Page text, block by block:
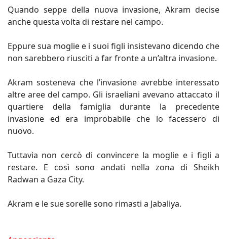
Quando seppe della nuova invasione, Akram decise
anche questa volta di restare nel campo.
Eppure sua moglie e i suoi figli insistevano dicendo che
non sarebbero riusciti a far fronte a un’altra invasione.
Akram sosteneva che l’invasione avrebbe interessato
altre aree del campo. Gli israeliani avevano attaccato il
quartiere della famiglia durante la precedente
invasione ed era improbabile che lo facessero di
nuovo.
Tuttavia non cercò di convincere la moglie e i figli a
restare. E così sono andati nella zona di Sheikh
Radwan a Gaza City.
Akram e le sue sorelle sono rimasti a Jabaliya.